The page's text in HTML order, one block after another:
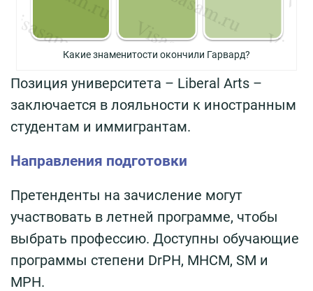
Какие знаменитости окончили Гарвард?
Позиция университета – Liberal Arts –
заключается в лояльности к иностранным
студентам и иммигрантам.
Направления подготовки
Претенденты на зачисление могут
участвовать в летней программе, чтобы
выбрать профессию. Доступны обучающие
программы степени DrPH, MHCM, SM и
MPH.